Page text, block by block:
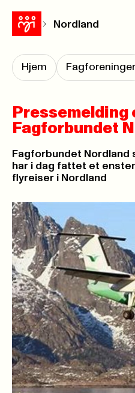
Nordland
Hjem Fagforeninger
Fagforbundet
Fagforbundet
har i dag fattet et
flyreiser i Nordland